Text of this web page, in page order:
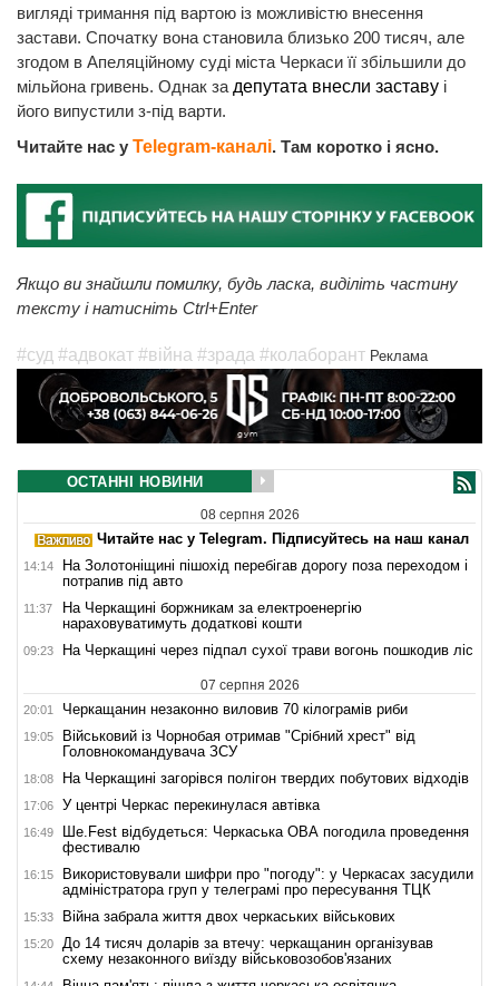
вигляді тримання під вартою із можливістю внесення
застави. Спочатку вона становила близько 200 тисяч, але
згодом в Апеляційному суді міста Черкаси її збільшили до
мільйона гривень. Однак за депутата внесли заставу і
його випустили з-під варти.
Читайте нас у Telegram-каналі. Там коротко і ясно.
Якщо ви знайшли помилку, будь ласка, виділіть частину
тексту і натисніть Ctrl+Enter
#суд #адвокат #війна #зрада #колаборант Реклама
ОСТАННІ НОВИНИ
08 серпня 2026
Читайте нас у Telegram. Підписуйтесь на наш канал
14:14
На Золотоніщині пішохід перебігав дорогу поза переходом і
потрапив під авто
11:37
На Черкащині боржникам за електроенергію
нараховуватимуть додаткові кошти
09:23 На Черкащині через підпал сухої трави вогонь пошкодив ліс
07 серпня 2026
20:01 Черкащанин незаконно виловив 70 кілограмів риби
19:05
Військовий із Чорнобая отримав "Срібний хрест" від
Головнокомандувача ЗСУ
18:08 На Черкащині загорівся полігон твердих побутових відходів
17:06 У центрі Черкас перекинулася автівка
16:49
Ше.Fest відбудеться: Черкаська ОВА погодила проведення
фестивалю
16:15
Використовували шифри про "погоду": у Черкасах засудили
адміністратора груп у телеграмі про пересування ТЦК
15:33 Війна забрала життя двох черкаських військових
15:20
До 14 тисяч доларів за втечу: черкащанин організував
схему незаконного виїзду військовозобов'язаних